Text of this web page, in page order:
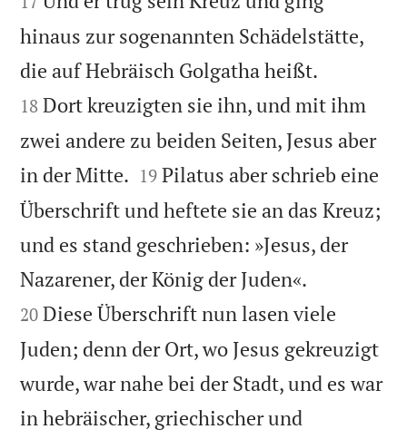
hinaus zur sogenannten Schädelstätte,
die auf Hebräisch Golgatha heißt.
18 Dort kreuzigten sie ihn, und mit ihm
zwei andere zu beiden Seiten, Jesus aber
in der Mitte. 

19 Pilatus aber schrieb eine
Überschrift und heftete sie an das Kreuz;
und es stand geschrieben: »Jesus, der
Nazarener, der König der Juden«.
20 Diese Überschrift nun lasen viele
Juden; denn der Ort, wo Jesus gekreuzigt
wurde, war nahe bei der Stadt, und es war
in hebräischer, griechischer und